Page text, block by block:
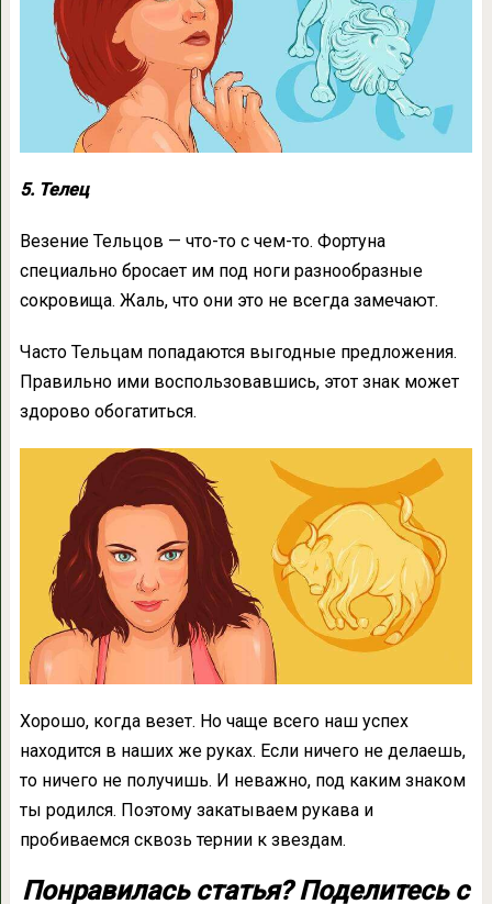
5. Телец
Везение Тельцов — что-то с чем-то. Фортуна
специально бросает им под ноги разнообразные
сокровища. Жаль, что они это не всегда замечают.
Часто Тельцам попадаются выгодные предложения.
Правильно ими воспользовавшись, этот знак может
здорово обогатиться.
Хорошо, когда везет. Но чаще всего наш успех
находится в наших же руках. Если ничего не делаешь,
то ничего не получишь. И неважно, под каким знаком
ты родился. Поэтому закатываем рукава и
пробиваемся сквозь тернии к звездам.
Понравилась статья? Поделитесь с